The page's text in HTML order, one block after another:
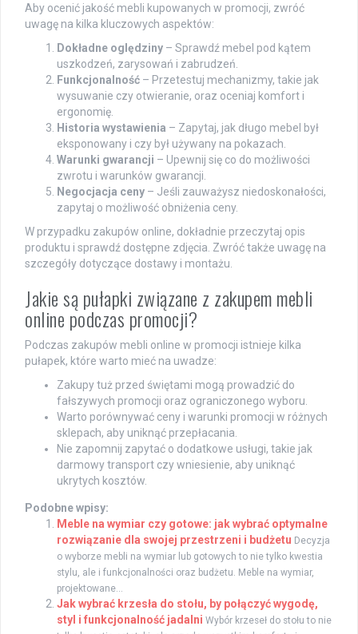
Aby ocenić jakość mebli kupowanych w promocji, zwróć
uwagę na kilka kluczowych aspektów:
Dokładne oględziny – Sprawdź mebel pod kątem
uszkodzeń, zarysowań i zabrudzeń.
Funkcjonalność – Przetestuj mechanizmy, takie jak
wysuwanie czy otwieranie, oraz oceniaj komfort i
ergonomię.
Historia wystawienia – Zapytaj, jak długo mebel był
eksponowany i czy był używany na pokazach.
Warunki gwarancji – Upewnij się co do możliwości
zwrotu i warunków gwarancji.
Negocjacja ceny – Jeśli zauważysz niedoskonałości,
zapytaj o możliwość obniżenia ceny.
W przypadku zakupów online, dokładnie przeczytaj opis
produktu i sprawdź dostępne zdjęcia. Zwróć także uwagę na
szczegóły dotyczące dostawy i montażu.
Jakie są pułapki związane z zakupem mebli
online podczas promocji?
Podczas zakupów mebli online w promocji istnieje kilka
pułapek, które warto mieć na uwadze:
Zakupy tuż przed świętami mogą prowadzić do
fałszywych promocji oraz ograniczonego wyboru.
Warto porównywać ceny i warunki promocji w różnych
sklepach, aby uniknąć przepłacania.
Nie zapomnij zapytać o dodatkowe usługi, takie jak
darmowy transport czy wniesienie, aby uniknąć
ukrytych kosztów.
Podobne wpisy:
Meble na wymiar czy gotowe: jak wybrać optymalne
rozwiązanie dla swojej przestrzeni i budżetu Decyzja
o wyborze mebli na wymiar lub gotowych to nie tylko kwestia
stylu, ale i funkcjonalności oraz budżetu. Meble na wymiar,
projektowane...
Jak wybrać krzesła do stołu, by połączyć wygodę,
styl i funkcjonalność jadalni Wybór krzeseł do stołu to nie